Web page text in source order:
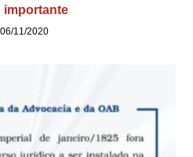
importante
06/11/2020